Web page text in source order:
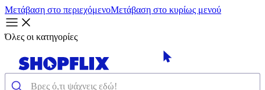
Μετάβαση στο περιεχόμενοΜετάβαση στο κυρίως μενού
Όλες οι κατηγορίες